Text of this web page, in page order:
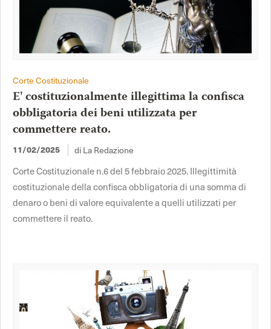
Corte Costituzionale
E' costituzionalmente illegittima la confisca
obbligatoria dei beni utilizzata per
commettere reato.
11/02/2025 di La Redazione
Corte Costituzionale n.6 del 5 febbraio 2025. Illegittimità
costituzionale della confisca obbligatoria di una somma di
denaro o beni di valore equivalente a quelli utilizzati per
commettere il reato.